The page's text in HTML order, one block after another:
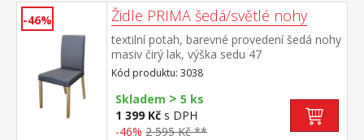
-46% Židle PRIMA šedá/světlé nohy
textilní potah, barevné provedení šedá nohy
masiv čirý lak, výška sedu 47
cm doporučená nosnost do 120 kg
Kód produktu: 3038
Skladem > 5 ks
1 399 Kč s DPH
-46% 2 595 Kč **